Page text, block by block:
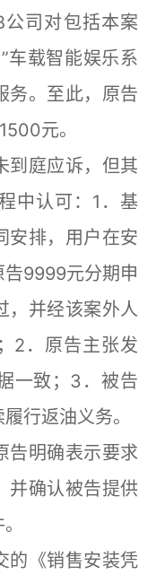
司对包括本案
车载智能娱乐系
务。至此，原告
元。
庭应诉，但其
中认可：1．基
安排，用户在安
9999元分期申
，并经该案外人
2．原告主张发
一致；3．被告
行返油义务。
明确表示要求
并确认被告提供
《销售安装凭